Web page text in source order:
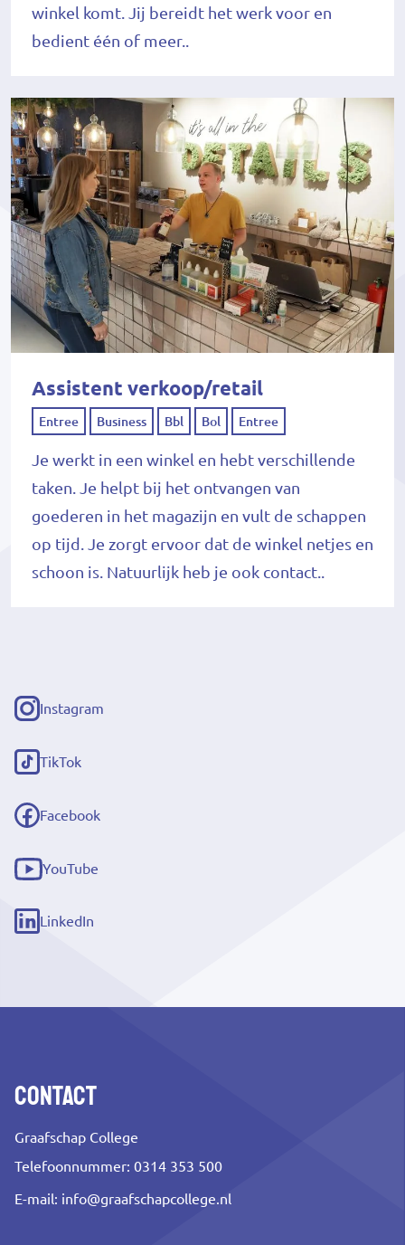
winkel komt. Jij bereidt het werk voor en
bedient één of meer..
Assistent verkoop/retail
Entree Business Bbl Bol Entree
Je werkt in een winkel en hebt verschillende
taken. Je helpt bij het ontvangen van
goederen in het magazijn en vult de schappen
op tijd. Je zorgt ervoor dat de winkel netjes en
schoon is. Natuurlijk heb je ook contact..
Instagram
(externe
link)
TikTok
(externe
link)
Facebook
(externe
link)
YouTube
(externe
link)
LinkedIn
(externe
Contact
Graafschap College
Telefoonnummer: 0314 353 500
E-mail: info@graafschapcollege.nl